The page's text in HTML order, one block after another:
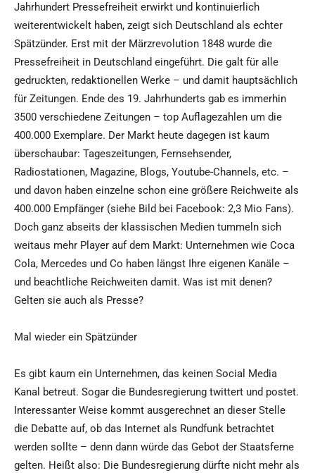
Jahrhundert Pressefreiheit erwirkt und kontinuierlich
weiterentwickelt haben, zeigt sich Deutschland als echter
Spätzünder. Erst mit der Märzrevolution 1848 wurde die
Pressefreiheit in Deutschland eingeführt. Die galt für alle
gedruckten, redaktionellen Werke – und damit hauptsächlich
für Zeitungen. Ende des 19. Jahrhunderts gab es immerhin
3500 verschiedene Zeitungen – top Auflagezahlen um die
400.000 Exemplare. Der Markt heute dagegen ist kaum
überschaubar: Tageszeitungen, Fernsehsender,
Radiostationen, Magazine, Blogs, Youtube-Channels, etc. –
und davon haben einzelne schon eine größere Reichweite als
400.000 Empfänger (siehe Bild bei Facebook: 2,3 Mio Fans).
Doch ganz abseits der klassischen Medien tummeln sich
weitaus mehr Player auf dem Markt: Unternehmen wie Coca
Cola, Mercedes und Co haben längst Ihre eigenen Kanäle –
und beachtliche Reichweiten damit. Was ist mit denen?
Gelten sie auch als Presse?
Mal wieder ein Spätzünder
Es gibt kaum ein Unternehmen, das keinen Social Media
Kanal betreut. Sogar die Bundesregierung twittert und postet.
Interessanter Weise kommt ausgerechnet an dieser Stelle
die Debatte auf, ob das Internet als Rundfunk betrachtet
werden sollte – denn dann würde das Gebot der Staatsferne
gelten. Heißt also: Die Bundesregierung dürfte nicht mehr als